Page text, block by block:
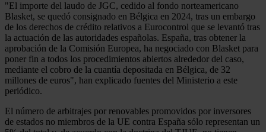
"El importe del laudo de JGC, cedido al fondo norteamericano
Blasket, se quedó consignado en Bélgica en 2024, tras un embargo
de los derechos de crédito relativos a Eurocontrol que se levantó tras
la actuación de las autoridades españolas. España, tras obtener la
aprobación de la Comisión Europea, ha negociado con Blasket para
poner fin a todos los procedimientos abiertos alrededor del caso,
mediante el cobro de la cuantía depositada en Bélgica, de 32
millones de euros", han explicado fuentes del Ministerio a este
periódico.
El número de arbitrajes por renovables promovidos por inversores
de estados no miembros de la UE contra España sólo representan un